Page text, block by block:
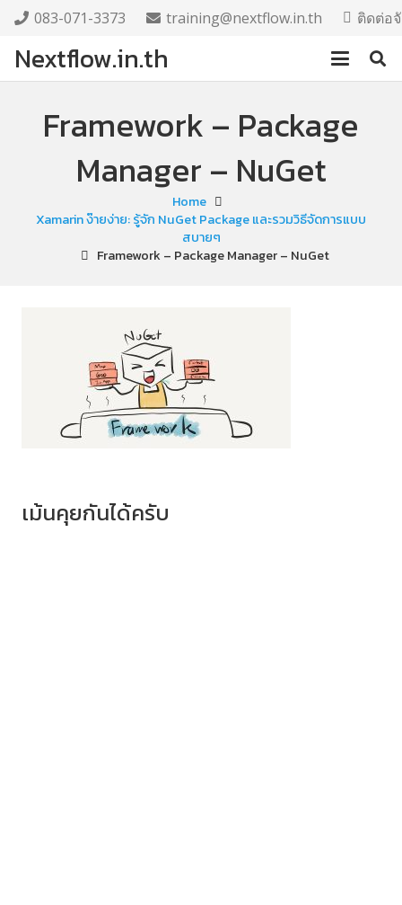
083-071-3373 training@nextflow.in.th ติดต่อ
Nextflow.in.th
Framework – Package
Manager – NuGet
Home
Xamarin ง๊ายง่าย: รู้จัก NuGet Package และรวมวิธีจัดการแบบ
สบายๆ
Framework – Package Manager – NuGet
เม้นคุยกันได้ครับ